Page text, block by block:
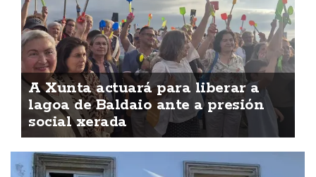
A Xunta actuará para liberar a
lagoa de Baldaio ante a presión
social xerada